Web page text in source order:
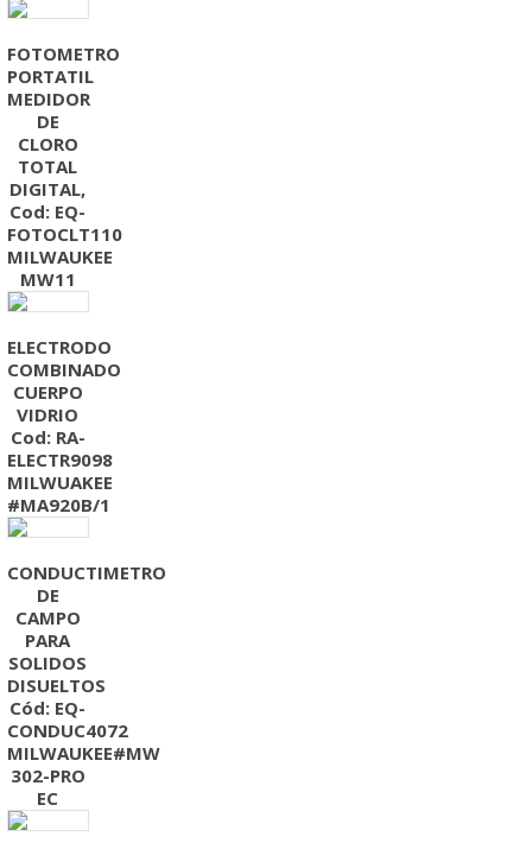
FOTOMETRO
PORTATIL
MEDIDOR
DE
CLORO
TOTAL
DIGITAL,
Cod: EQ-
FOTOCLT110
MILWAUKEE
MW11
ELECTRODO
COMBINADO
CUERPO
VIDRIO
Cod: RA-
ELECTR9098
MILWUAKEE
#MA920B/1
CONDUCTIMETRO
DE
CAMPO
PARA
SOLIDOS
DISUELTOS
Cód: EQ-
CONDUC4072
MILWAUKEE#MW
302-PRO
EC